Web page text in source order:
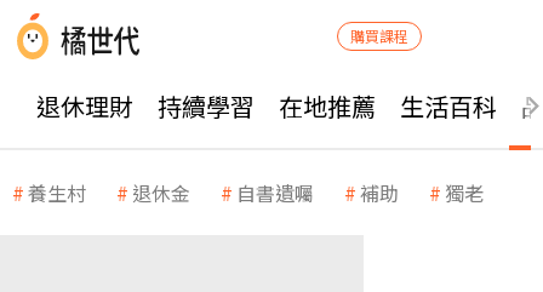
購買課程
退休理財 持續學習 在地推薦 生活百科
養生村 退休金 自書遺囑 補助 獨老